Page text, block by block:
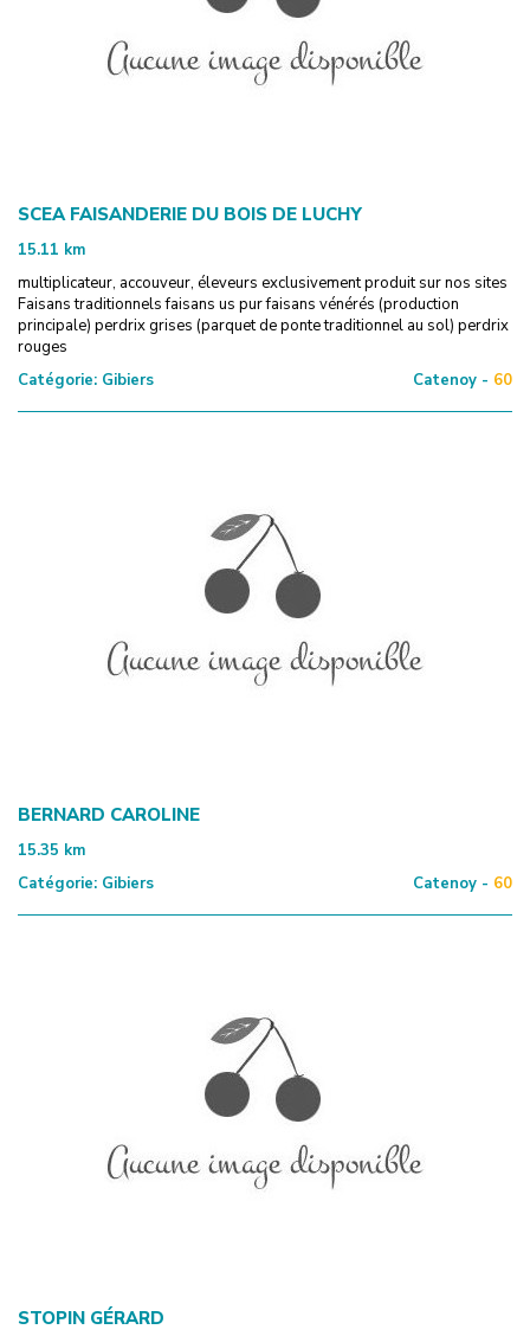
SCEA FAISANDERIE DU BOIS DE LUCHY
15.11 km
multiplicateur, accouveur, éleveurs exclusivement produit sur nos sites
Faisans traditionnels faisans us pur faisans vénérés (production
principale) perdrix grises (parquet de ponte traditionnel au sol) perdrix
rouges
Catégorie: Gibiers Catenoy - 60
BERNARD CAROLINE
15.35 km
Catégorie: Gibiers Catenoy - 60
STOPIN GÉRARD